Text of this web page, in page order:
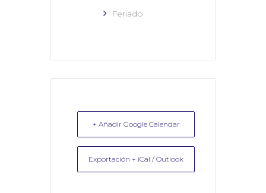
Feriado
+ Añadir Google Calendar
Exportación + iCal / Outlook